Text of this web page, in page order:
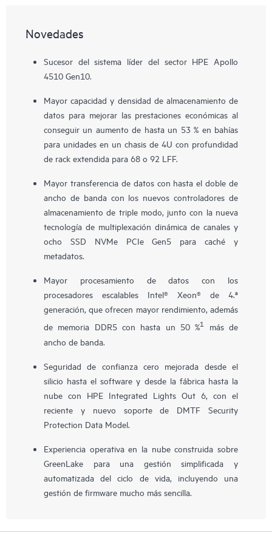
Novedades
Sucesor del sistema líder del sector HPE Apollo
4510 Gen10.
Mayor capacidad y densidad de almacenamiento de
datos para mejorar las prestaciones económicas al
conseguir un aumento de hasta un 53 % en bahías
para unidades en un chasis de 4U con profundidad
de rack extendida para 68 o 92 LFF.
Mayor transferencia de datos con hasta el doble de
ancho de banda con los nuevos controladores de
almacenamiento de triple modo, junto con la nueva
tecnología de multiplexación dinámica de canales y
ocho SSD NVMe PCIe Gen5 para caché y
metadatos.
Mayor procesamiento de datos con los
procesadores escalables Intel® Xeon® de 4.ª
generación, que ofrecen mayor rendimiento, además
de memoria DDR5 con hasta un 50 %1
más de
ancho de banda.
Seguridad de confianza cero mejorada desde el
silicio hasta el software y desde la fábrica hasta la
nube con HPE Integrated Lights Out 6, con el
reciente y nuevo soporte de DMTF Security
Protection Data Model.
Experiencia operativa en la nube construida sobre
GreenLake para una gestión simplificada y
automatizada del ciclo de vida, incluyendo una
gestión de firmware mucho más sencilla.